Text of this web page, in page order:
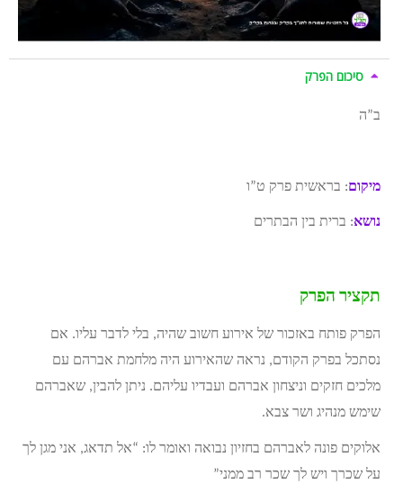
סיכום הפרק
ב”ה
מיקום: בראשית פרק ט”ו
נושא: ברית בין הבתרים
תקציר הפרק
הפרק פותח באזכור של אירוע חשוב שהיה, בלי לדבר עליו. אם
נסתכל בפרק הקודם, נראה שהאירוע היה מלחמת אברהם עם
מלכים חזקים וניצחון אברהם ועבדיו עליהם. ניתן להבין, שאברהם
שימש מנהיג ושר צבא.
אלוקים פונה לאברהם בחזיון נבואה ואומר לו: “אל תדאג, אני מגן לך
על שכרך ויש לך שכר רב ממני”